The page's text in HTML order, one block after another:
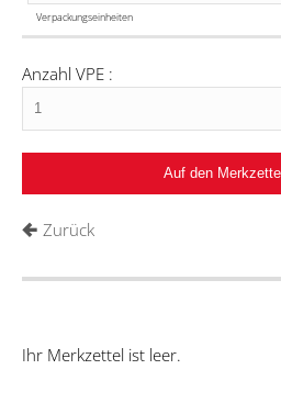
Verpackungseinheiten
Anzahl VPE :
Zurück
Ihr Merkzettel ist leer.